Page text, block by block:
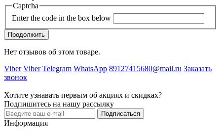
Captcha
Enter the code in the box below
Продолжить
Нет отзывов об этом товаре.
Viber Viber Telegram WhatsApp 89127415680@mail.ru Заказать
звонок
Хотите узнавать первым об акциях и скидках?
Подпишитесь на нашу рассылку
Подписаться
Информация